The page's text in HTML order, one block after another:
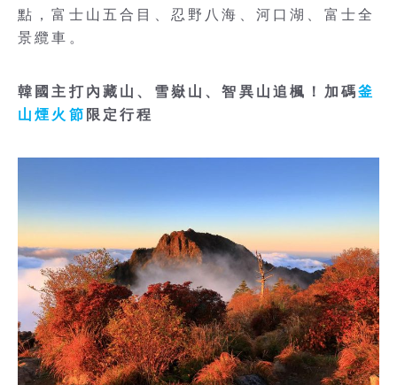
點，富士山五合目、忍野八海、河口湖、富士全
景纜車。
韓國主打內藏山、雪嶽山、智異山追楓！加碼釜
山煙火節 限定行程